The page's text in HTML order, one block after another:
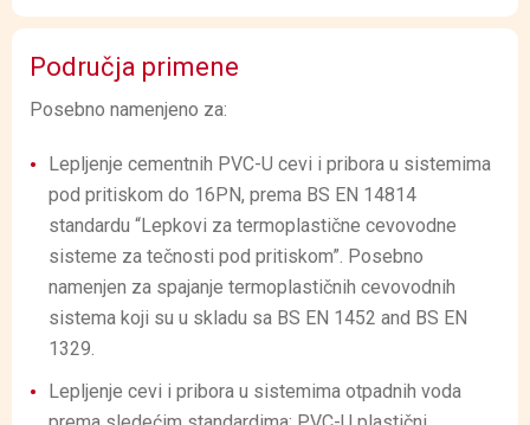
Područja primene
Posebno namenjeno za:
Lepljenje cementnih PVC-U cevi i pribora u sistemima
pod pritiskom do 16PN, prema BS EN 14814
standardu “Lepkovi za termoplastične cevovodne
sisteme za tečnosti pod pritiskom”. Posebno
namenjen za spajanje termoplastičnih cevovodnih
sistema koji su u skladu sa BS EN 1452 and BS EN
1329.
Lepljenje cevi i pribora u sistemima otpadnih voda